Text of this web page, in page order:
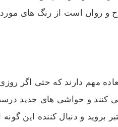
و روان است از رنگ های
مهم دارند که حتی اگر
کنند و حواشی های جدید
و دنبال کننده این گونه